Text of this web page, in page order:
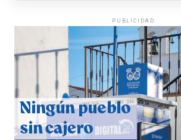
6º DÍA DE LAS FIESTAS
hace 3 días·Huelvatv
PUBLICIDAD